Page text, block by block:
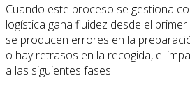
Cuando este proceso se gestiona
logística gana fluidez desde el
se producen errores en la
o hay retrasos en la recogida, el
a las siguientes fases.